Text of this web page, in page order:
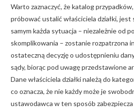
Warto zaznaczyć, że katalog
próbować ustalić właściciela działki,
samym każda sytuacja – niezależnie od
skomplikowania – zostanie rozpatrzona
ostateczną decyzję o udostępnieniu
sądy, biorąc pod uwagę przedstawione
Dane właściciela działki należą do
co oznacza, że nie każdy może je
ustawodawca w ten sposób